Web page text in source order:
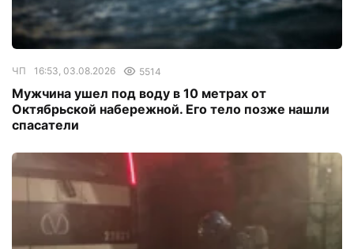
ЧП 16:53, 03.08.2026 5514
Мужчина ушел под воду в 10 метрах от
Октябрьской набережной. Его тело позже нашли
спасатели